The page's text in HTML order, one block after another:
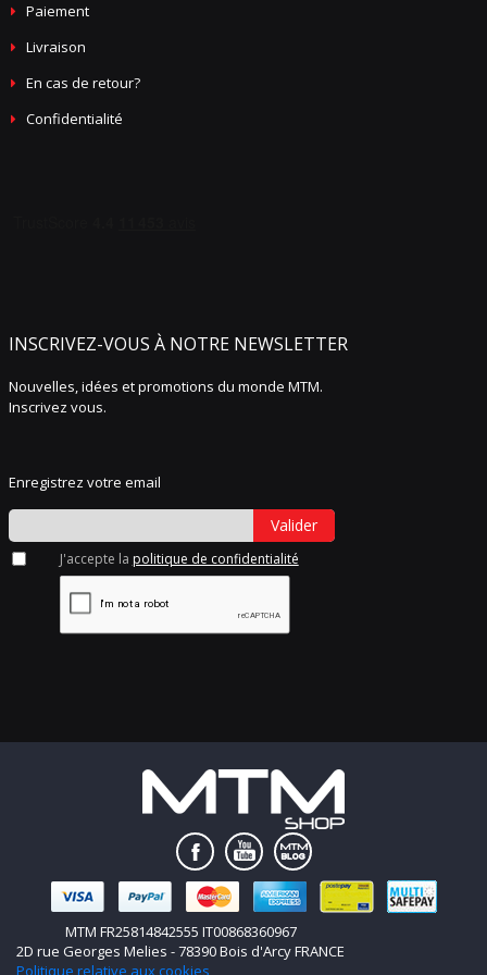
Paiement
Livraison
En cas de retour?
Confidentialité
INSCRIVEZ-VOUS À NOTRE NEWSLETTER
Nouvelles, idées et promotions du monde MTM.
Inscrivez vous.
Enregistrez votre email
Valider
J'accepte la politique de confidentialité
MTM FR25814842555 IT00868360967
2D rue Georges Melies - 78390 Bois d'Arcy FRANCE
Politique relative aux cookies